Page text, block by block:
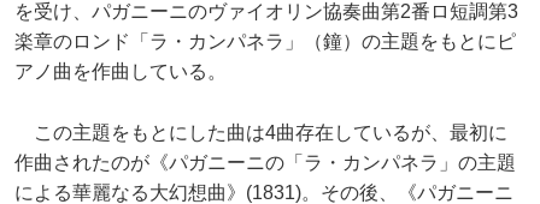
を受け、パガニーニのヴァイオリン協奏曲第2番ロ短調第3
楽章のロンド「ラ・カンパネラ」（鐘）の主題をもとにピ
アノ曲を作曲している。
この主題をもとにした曲は4曲存在しているが、最初に
作曲されたのが《パガニーニの「ラ・カンパネラ」の主題
による華麗なる大幻想曲》(1831)。その後、《パガニーニ